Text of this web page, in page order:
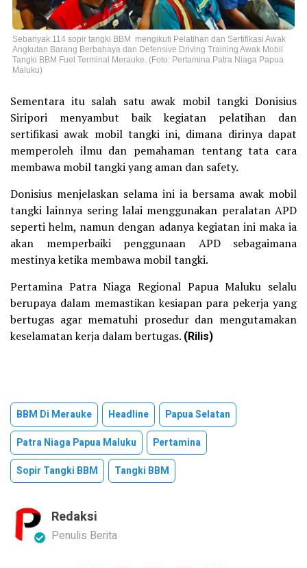
Sebanyak 114 sopir tangki BBM mengikuti Pelatihan dan Sertifikasi Awak
Angkutan Barang Berbahaya dan Defensive Driving Training Awak Mobil
Tangki BBM Fuel Terminal Merauke. (Foto: Pertamina Patra Niaga Papua
Maluku)
Sementara itu salah satu awak mobil tangki Donisius
Siripori menyambut baik kegiatan pelatihan dan
sertifikasi awak mobil tangki ini, dimana dirinya dapat
memperoleh ilmu dan pemahaman tentang tata cara
membawa mobil tangki yang aman dan safety.
Donisius menjelaskan selama ini ia bersama awak mobil
tangki lainnya sering lalai menggunakan peralatan APD
seperti helm, namun dengan adanya kegiatan ini maka ia
akan memperbaiki penggunaan APD sebagaimana
mestinya ketika membawa mobil tangki.
Pertamina Patra Niaga Regional Papua Maluku selalu
berupaya dalam memastikan kesiapan para pekerja yang
bertugas agar mematuhi prosedur dan mengutamakan
keselamatan kerja dalam bertugas. (Rilis)
BBM Di Merauke Headline
Papua Selatan
Patra Niaga Papua Maluku
Pertamina
Sopir Tangki BBM
Tangki BBM
Redaksi
Penulis Berita